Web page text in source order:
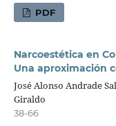
PDF
Narcoestética en
Una aproximación
José Alonso Andrade
Giraldo
38-66